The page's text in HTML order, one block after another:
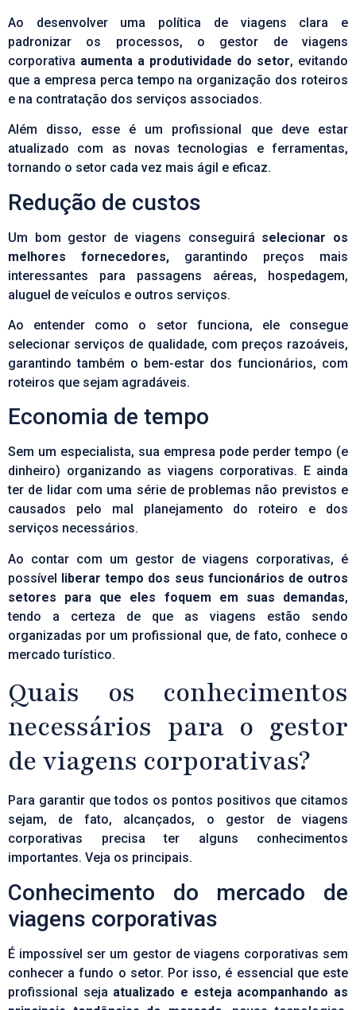
Ao desenvolver uma política de viagens clara e
padronizar os processos, o gestor de viagens
corporativa aumenta a produtividade do setor, evitando
que a empresa perca tempo na organização dos roteiros
e na contratação dos serviços associados.
Além disso, esse é um profissional que deve estar
atualizado com as novas tecnologias e ferramentas,
tornando o setor cada vez mais ágil e eficaz.
Redução de custos
Um bom gestor de viagens conseguirá selecionar os
melhores fornecedores, garantindo preços mais
interessantes para passagens aéreas, hospedagem,
aluguel de veículos e outros serviços.
Ao entender como o setor funciona, ele consegue
selecionar serviços de qualidade, com preços razoáveis,
garantindo também o bem-estar dos funcionários, com
roteiros que sejam agradáveis.
Economia de tempo
Sem um especialista, sua empresa pode perder tempo (e
dinheiro) organizando as viagens corporativas. E ainda
ter de lidar com uma série de problemas não previstos e
causados pelo mal planejamento do roteiro e dos
serviços necessários.
Ao contar com um gestor de viagens corporativas, é
possível liberar tempo dos seus funcionários de outros
setores para que eles foquem em suas demandas,
tendo a certeza de que as viagens estão sendo
organizadas por um profissional que, de fato, conhece o
mercado turístico.
Quais os conhecimentos
necessários para o gestor
de viagens corporativas?
Para garantir que todos os pontos positivos que citamos
sejam, de fato, alcançados, o gestor de viagens
corporativas precisa ter alguns conhecimentos
importantes. Veja os principais.
Conhecimento do mercado de
viagens corporativas
É impossível ser um gestor de viagens corporativas sem
conhecer a fundo o setor. Por isso, é essencial que este
profissional seja atualizado e esteja acompanhando as